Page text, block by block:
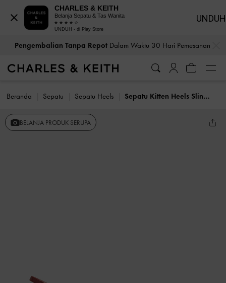
Pengembalian Tanpa RepotDalam Waktu 30 Hari Pemesanan
Beranda Sepatu Sepatu Heels Sepatu Kitten Heels Slingback Luciana Patent
BELANJA PRODUK SERUPA
CHARLES & KEITH
Belanja Sepatu & Tas Wanita
UNDUH - di Play Store
UNDUH